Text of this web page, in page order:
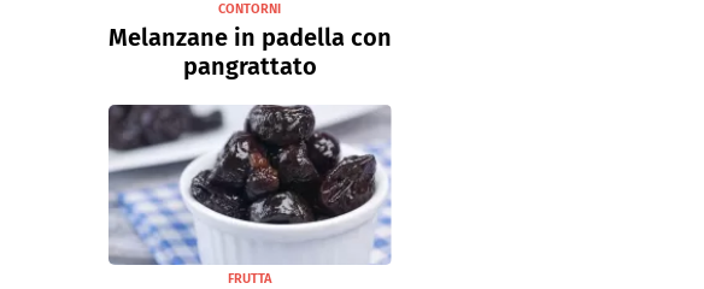
CONTORNI
Melanzane in padella con
pangrattato
FRUTTA